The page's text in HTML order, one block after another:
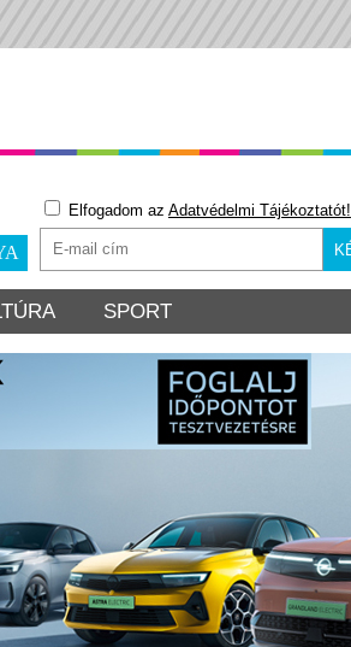
Elfogadom az Adatvédelmi Tájékoztatót!
SPORT